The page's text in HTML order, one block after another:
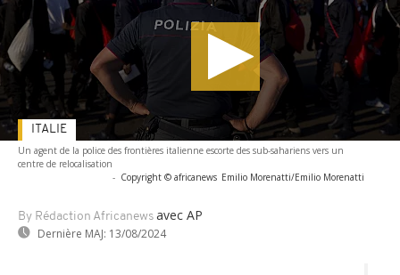
Un agent de la police des frontières italienne escorte des sub-sahariens vers un
centre de relocalisation
- Copyright © africanews Emilio Morenatti/Emilio Morenatti
By Rédaction Africanews avec AP
Dernière MAJ: 13/08/2024
ITALIE